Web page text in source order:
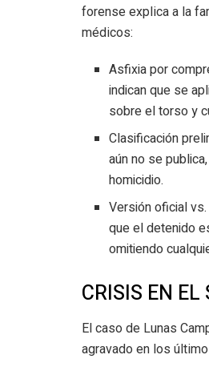
forense explica a la
médicos:
Asfixia por
indican que se
sobre el torso y
Clasificación
aún no se
homicidio.
Versión oficial
que el detenido
omitiendo
CRISIS EN EL
El caso de Lunas
agravado en los